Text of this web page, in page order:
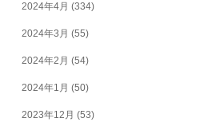
2024年4月 (334)
2024年3月 (55)
2024年2月 (54)
2024年1月 (50)
2023年12月 (53)